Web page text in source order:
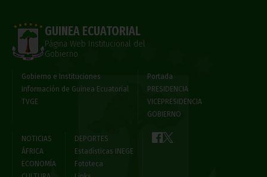
GUINEA ECUATORIAL
Página Web Institucional del
Gobierno
Gobierno e Instituciones
Información de Guinea Ecuatorial
TVGE
Portada
PRESIDENCIA
VICEPRESIDENCIA
GOBIERNO
NOTICIAS
ÁFRICA
ECONOMÍA
DEPORTES
Estadísticas INEGE
Fototeca